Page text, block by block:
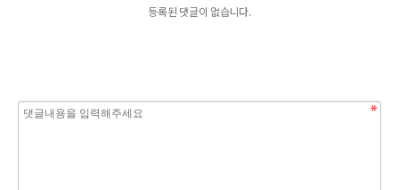
등록된 댓글이 없습니다.